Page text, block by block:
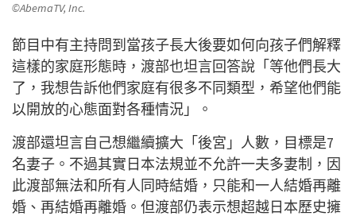
©AbemaTV, Inc.
節目中有主持問到當孩子長大後要如何向孩子們解釋
這樣的家庭形態時，渡部也坦言回答說「等他們長大
了，我想告訴他們家庭有很多不同類型，希望他們能
以開放的心態面對各種情況」。
渡部還坦言自己想繼續擴大「後宮」人數，目標是7
名妻子。不過其實日本法規並不允許一夫多妻制，因
此渡部無法和所有人同時結婚，只能和一人結婚再離
婚、再結婚再離婚。但渡部仍表示想超越日本歷史擁